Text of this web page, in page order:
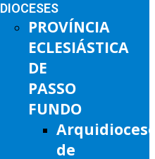
DIOCESES
PROVÍNCIA
ECLESIÁSTICA
DE
PASSO
FUNDO
de